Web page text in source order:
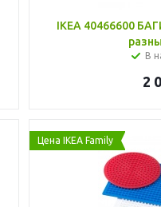
IKEA 40466600
В
2
Цена IKEA Family